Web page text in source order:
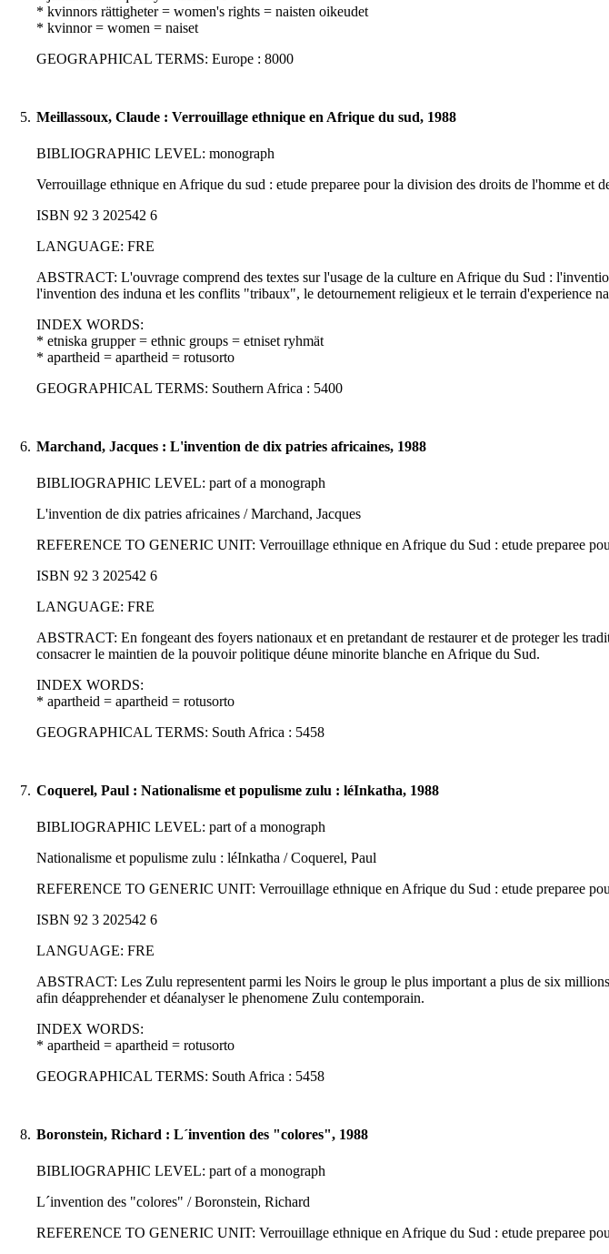
* kvinnors rättigheter = women's rights = naisten oikeudet
* kvinnor = women = naiset
GEOGRAPHICAL TERMS: Europe : 8000
5. Meillassoux, Claude : Verrouillage ethnique en Afrique du sud, 1988
BIBLIOGRAPHIC LEVEL: monograph
Verrouillage ethnique en Afrique du sud : etude preparee pour la division des droits de l'homme
ISBN 92 3 202542 6
LANGUAGE: FRE
ABSTRACT: L'ouvrage comprend des textes sur l'usage de la culture en Afrique du Sud :
l'invention des induna et les conflits "tribaux", le detournement religieux et le terrain d'experience
INDEX WORDS:
* etniska grupper = ethnic groups = etniset ryhmät
* apartheid = apartheid = rotusorto
GEOGRAPHICAL TERMS: Southern Africa : 5400
6. Marchand, Jacques : L'invention de dix patries africaines, 1988
BIBLIOGRAPHIC LEVEL: part of a monograph
L'invention de dix patries africaines / Marchand, Jacques
REFERENCE TO GENERIC UNIT: Verrouillage ethnique en Afrique du Sud : etude preparee
ISBN 92 3 202542 6
LANGUAGE: FRE
ABSTRACT: En fongeant des foyers nationaux et en pretandant de restaurer et de proteger les
consacrer le maintien de la pouvoir politique déune minorite blanche en Afrique du Sud.
INDEX WORDS:
* apartheid = apartheid = rotusorto
GEOGRAPHICAL TERMS: South Africa : 5458
7. Coquerel, Paul : Nationalisme et populisme zulu : léInkatha, 1988
BIBLIOGRAPHIC LEVEL: part of a monograph
Nationalisme et populisme zulu : léInkatha / Coquerel, Paul
REFERENCE TO GENERIC UNIT: Verrouillage ethnique en Afrique du Sud : etude preparee
ISBN 92 3 202542 6
LANGUAGE: FRE
ABSTRACT: Les Zulu representent parmi les Noirs le group le plus important a plus de six
afin déapprehender et déanalyser le phenomene Zulu contemporain.
INDEX WORDS:
* apartheid = apartheid = rotusorto
GEOGRAPHICAL TERMS: South Africa : 5458
8. Boronstein, Richard : L´invention des "colores", 1988
BIBLIOGRAPHIC LEVEL: part of a monograph
L´invention des "colores" / Boronstein, Richard
REFERENCE TO GENERIC UNIT: Verrouillage ethnique en Afrique du Sud : etude preparee